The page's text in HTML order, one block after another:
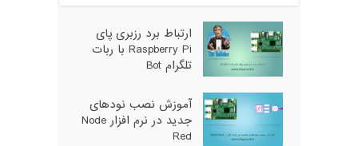
ارتباط برد رزبری پای
Raspberry Pi با ربات
تلگرام Bot
آموزش نصب نودهای
جدید در نرم افزار Node
Red